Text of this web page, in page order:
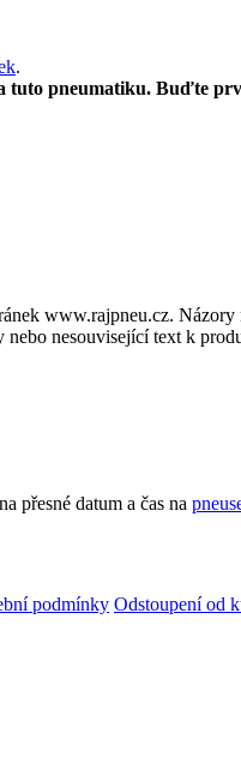
.
tuto pneumatiku. Buďte
www.rajpneu.cz.
nesouvisející text k
přesné datum a čas na
podmínky Odstoupení od